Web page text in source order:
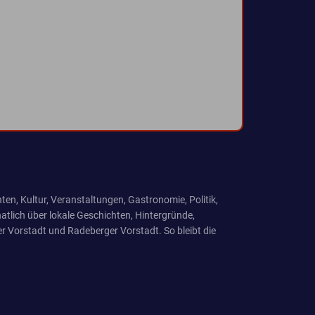
Kultur, Veranstaltungen, Gastronomie, Politik,
über lokale Geschichten, Hintergründe,
Vorstadt und Radeberger Vorstadt. So bleibt die